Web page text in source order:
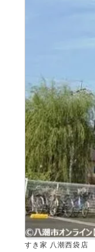
すき家 八潮西袋店